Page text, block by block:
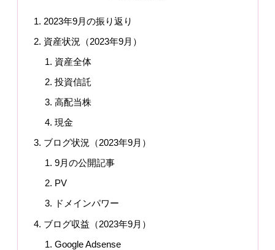
2023年9月の振り返り
資産状況（2023年9月）
資産全体
投資信託
高配当株
現金
ブログ状況（2023年9月）
9月の公開記事
PV
ドメインパワー
ブログ収益（2023年9月）
Google Adsense